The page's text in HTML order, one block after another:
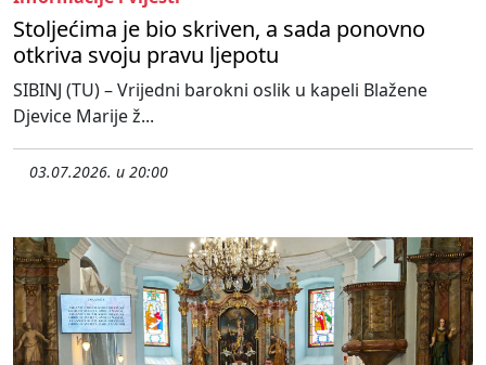
Stoljećima je bio skriven, a sada ponovno
otkriva svoju pravu ljepotu
SIBINJ (TU) – Vrijedni barokni oslik u kapeli Blažene
Djevice Marije ž...
03.07.2026. u 20:00